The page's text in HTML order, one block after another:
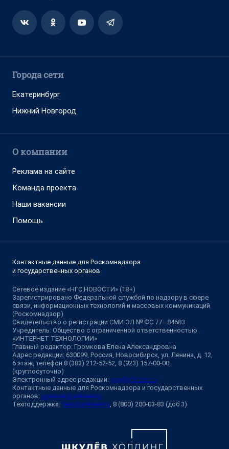
Города сети
Екатеринбург
Нижний Новгород
О компании
Реклама на сайте
Команда проекта
Наши вакансии
Помощь
Контактные данные для Роскомнадзора
и государственных органов
Сетевое издание «НГС.НОВОСТИ» (18+)
Зарегистрировано Федеральной службой по надзору в сфере
связи, информационных технологий и массовых коммуникаций
(Роскомнадзор)
Свидетельство о регистрации СМИ ЭЛ № ФС 77—84683
Учредитель: Общество с ограниченной ответственностью
«ИНТЕРНЕТ ТЕХНОЛОГИИ»
Главный редактор: Громкова Елена Александровна
Адрес редакции: 630099, Россия, Новосибирск, ул. Ленина, д. 12,
6 этаж, телефон 8 (383) 212-52-52, 8 (923) 157-00-00
(круглосуточно)
Электронный адрес редакции: ngs@shkulev.ru
Контактные данные для Роскомнадзора и государственных
органов: juristnsk@shkulev.ru
Техподдержка: help@shkulev.ru, 8 (800) 200-03-83 (доб.3)